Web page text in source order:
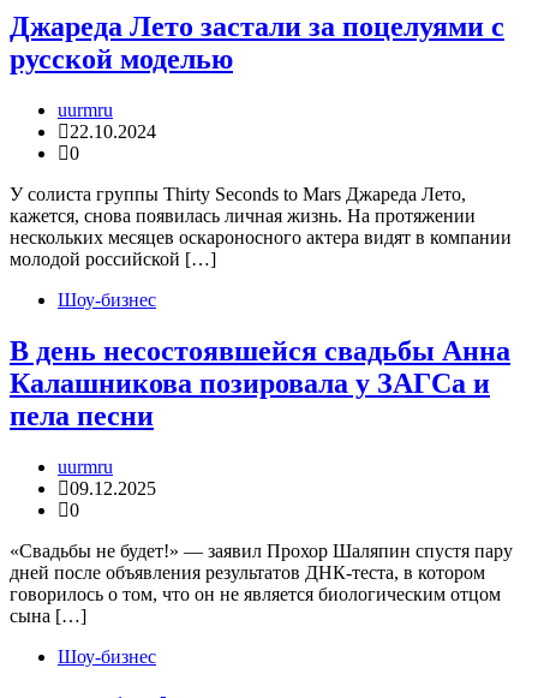
Джареда Лето застали за поцелуями с
русской моделью
uurmru
22.10.2024
0
У солиста группы Thirty Seconds to Mars Джареда Лето,
кажется, снова появилась личная жизнь. На протяжении
нескольких месяцев оскароносного актера видят в компании
молодой российской […]
Шоу-бизнес
В день несостоявшейся свадьбы Анна
Калашникова позировала у ЗАГСа и
пела песни
uurmru
09.12.2025
0
«Свадьбы не будет!» — заявил Прохор Шаляпин спустя пару
дней после объявления результатов ДНК-теста, в котором
говорилось о том, что он не является биологическим отцом
сына […]
Шоу-бизнес